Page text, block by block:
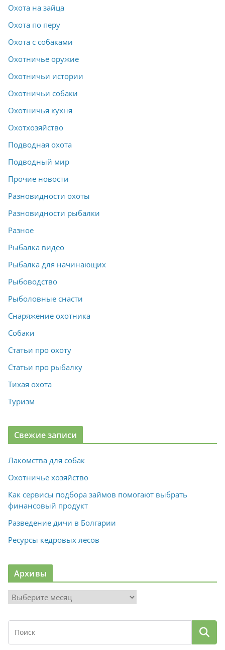
Охота на зайца
Охота по перу
Охота с собаками
Охотничье оружие
Охотничьи истории
Охотничьи собаки
Охотничья кухня
Охотхозяйство
Подводная охота
Подводный мир
Прочие новости
Разновидности охоты
Разновидности рыбалки
Разное
Рыбалка видео
Рыбалка для начинающих
Рыбоводство
Рыболовные снасти
Снаряжение охотника
Собаки
Статьи про охоту
Статьи про рыбалку
Тихая охота
Туризм
Свежие записи
Лакомства для собак
Охотничье хозяйство
Как сервисы подбора займов помогают выбрать
финансовый продукт
Разведение дичи в Болгарии
Ресурсы кедровых лесов
Архивы
р
х
в